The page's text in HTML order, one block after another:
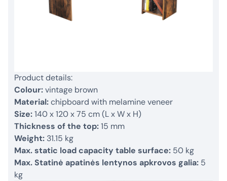
Product details:
Colour:vintage brown
Material:chipboard with melamine veneer
Size:140 x 120 x 75 cm (L x W x H)
Thickness of the top:15 mm
Weight: 31.15 kg
Max. static load capacity table surface: 50 kg
Max. Statinė apatinės lentynos apkrovos galia: 5
kg